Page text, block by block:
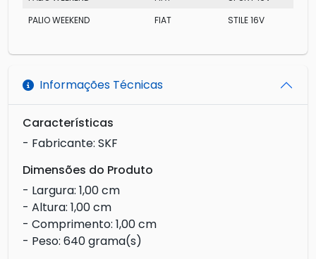
PALIO WEEKEND
FIAT STILE 16V
Informações Técnicas
Características
- Fabricante: SKF
Dimensões do Produto
- Largura: 1,00 cm
- Altura: 1,00 cm
- Comprimento: 1,00 cm
- Peso: 640 grama(s)